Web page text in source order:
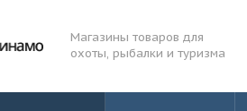
Магазины товаров для
охоты, рыбалки и туризма